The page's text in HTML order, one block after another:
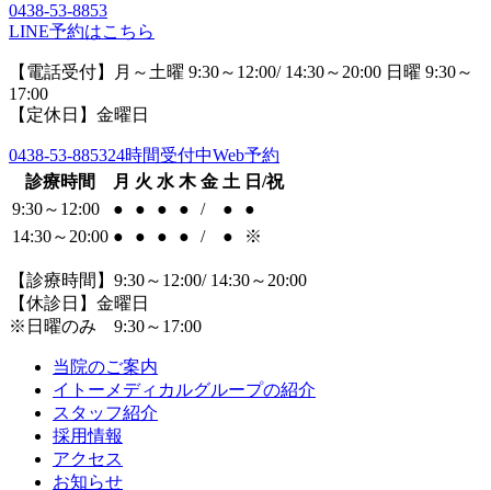
0438-53-8853
LINE予約はこちら
【電話受付】月～土曜 9:30～12:00/ 14:30～20:00 日曜 9:30～
17:00
【定休日】金曜日
0438-53-885324時間受付中Web予約
診療時間
月 火 水 木 金 土 日/祝
9:30～12:00
● ● ● ● / ●
●
14:30～20:00 ● ● ● ● / ● ※
【診療時間】9:30～12:00/ 14:30～20:00
【休診日】金曜日
※日曜のみ 9:30～17:00
当院のご案内
イトーメディカルグループの紹介
スタッフ紹介
採用情報
アクセス
お知らせ